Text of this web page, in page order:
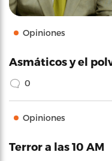
Opiniones
Asmáticos y el
0
Opiniones
Terror a las 10 AM